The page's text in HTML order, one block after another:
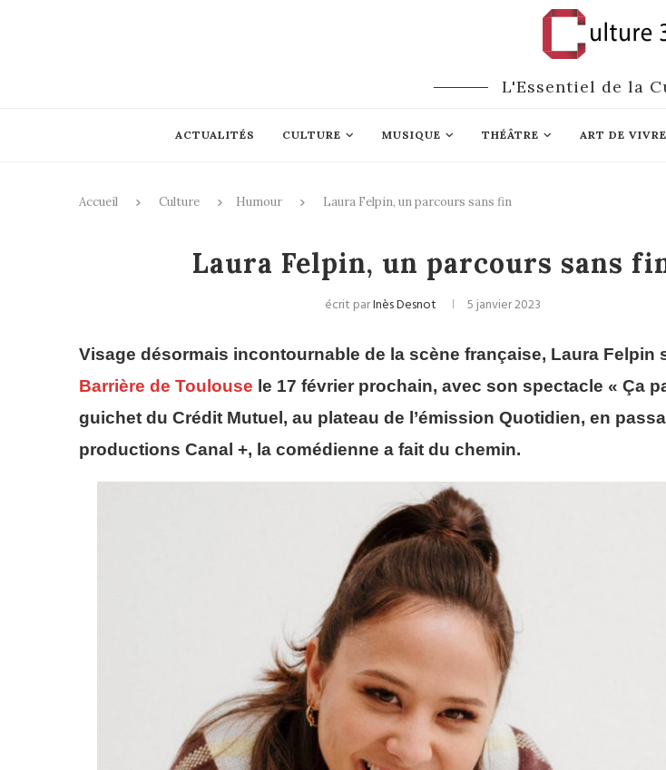
L'Essentiel de la
ACTUALITÉS CULTURE MUSIQUE THÉÂTRE ART DE VIVRE
Accueil Culture Humour Laura Felpin, un parcours sans fin
Laura Felpin, un parcours sans
écrit parInès Desnot 5 janvier 2023
Visage désormais incontournable de la scène française, Laura Felpin
Barrière de Toulouse le 17 février prochain, avec son spectacle « Ça
guichet du Crédit Mutuel, au plateau de l’émission Quotidien, en
productions Canal +, la comédienne a fait du chemin.